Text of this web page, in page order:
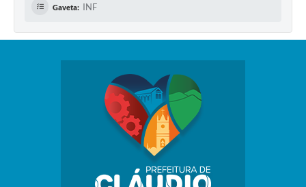
Gaveta: INF